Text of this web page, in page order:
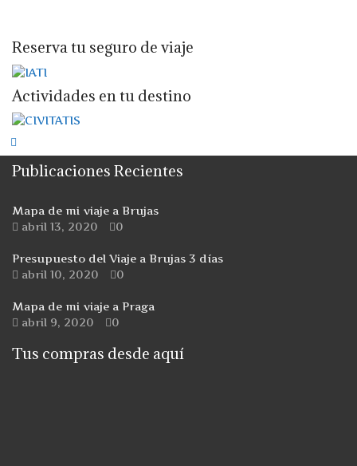
Reserva tu seguro de viaje
Actividades en tu destino
Publicaciones Recientes
Mapa de mi viaje a Brujas
abril 13, 2020
0
Presupuesto del Viaje a Brujas 3 días
abril 10, 2020
0
Mapa de mi viaje a Praga
abril 9, 2020
0
Tus compras desde aquí